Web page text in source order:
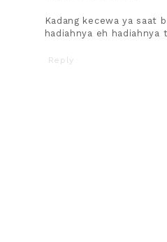
Kadang kecewa ya saat
hadiahnya eh
Reply